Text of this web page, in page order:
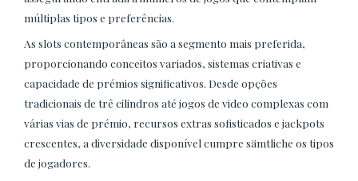
múltiplas tipos e preferências.
As slots contemporâneas são a segmento mais preferida,
proporcionando conceitos variados, sistemas criativas e
capacidade de prémios significativos. Desde opções
tradicionais de trê cilindros até jogos de video complexas com
várias vias de prémio, recursos extras sofisticados e jackpots
crescentes, a diversidade disponível cumpre sämtliche os tipos
de jogadores.